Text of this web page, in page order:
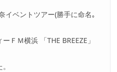
イベントツアー(勝手に命名｡
ＦＭ横浜 「THE BREEZE」